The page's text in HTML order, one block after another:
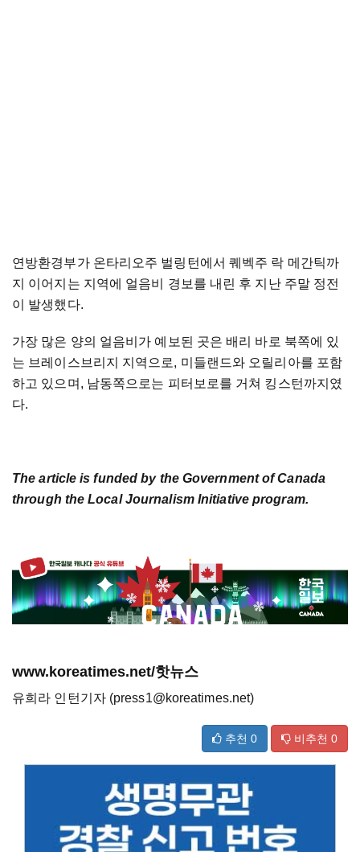
연방환경부가 온타리오주 벌링턴에서 퀘벡주 락 메간틱까
지 이어지는 지역에 얼음비 경보를 내린 후 지난 주말 정전
이 발생했다.
가장 많은 양의 얼음비가 예보된 곳은 배리 바로 북쪽에 있
는 브레이스브리지 지역으로, 미들랜드와 오릴리아를 포함
하고 있으며, 남동쪽으로는 피터보로를 거쳐 킹스턴까지였
다.
The article is funded by the Government of Canada
through the Local Journalism Initiative program.
www.koreatimes.net/핫뉴스
유희라 인턴기자 (press1@koreatimes.net)
추천 0 비추천 0